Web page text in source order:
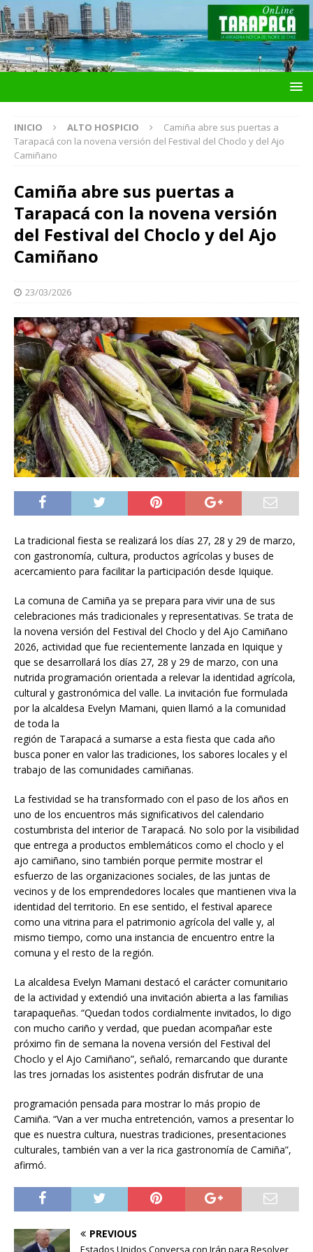
INICIO ALTO HOSPICIO
Camiña abre sus puertas a
Tarapacá con la novena versión del Festival del Choclo y del Ajo
Camiñano
Camiña abre sus puertas a
Tarapacá con la novena versión
del Festival del Choclo y del Ajo
Camiñano
23/03/2026
La tradicional fiesta se realizará los días 27, 28 y 29 de marzo,
con gastronomía, cultura, productos agrícolas y buses de
acercamiento para facilitar la participación desde Iquique.
La comuna de Camiña ya se prepara para vivir una de sus
celebraciones más tradicionales y representativas. Se trata de
la novena versión del Festival del Choclo y del Ajo Camiñano
2026, actividad que fue recientemente lanzada en Iquique y
que se desarrollará los días 27, 28 y 29 de marzo, con una
nutrida programación orientada a relevar la identidad agrícola,
cultural y gastronómica del valle. La invitación fue formulada
por la alcaldesa Evelyn Mamani, quien llamó a la comunidad
de toda la
región de Tarapacá a sumarse a esta fiesta que cada año
busca poner en valor las tradiciones, los sabores locales y el
trabajo de las comunidades camiñanas.
La festividad se ha transformado con el paso de los años en
uno de los encuentros más significativos del calendario
costumbrista del interior de Tarapacá. No solo por la visibilidad
que entrega a productos emblemáticos como el choclo y el
ajo camiñano, sino también porque permite mostrar el
esfuerzo de las organizaciones sociales, de las juntas de
vecinos y de los emprendedores locales que mantienen viva la
identidad del territorio. En ese sentido, el festival aparece
como una vitrina para el patrimonio agrícola del valle y, al
mismo tiempo, como una instancia de encuentro entre la
comuna y el resto de la región.
La alcaldesa Evelyn Mamani destacó el carácter comunitario
de la actividad y extendió una invitación abierta a las familias
tarapaqueñas. “Quedan todos cordialmente invitados, lo digo
con mucho cariño y verdad, que puedan acompañar este
próximo fin de semana la novena versión del Festival del
Choclo y el Ajo Camiñano”, señaló, remarcando que durante
las tres jornadas los asistentes podrán disfrutar de una
programación pensada para mostrar lo más propio de
Camiña. “Van a ver mucha entretención, vamos a presentar lo
que es nuestra cultura, nuestras tradiciones, presentaciones
culturales, también van a ver la rica gastronomía de Camiña”,
afirmó.
PREVIOUS
Estados Unidos Conversa con Irán para Resolver